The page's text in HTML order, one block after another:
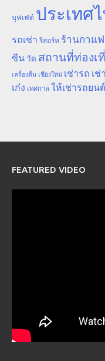
บุฟเฟ่ต์ ประเทศ
รถเช่า รีสอร์ท ร้านกาแฟ
ซีน วัด สถานที่ท่องเ
เครื่องดื่ม เชียงใหม่ เช่ารถ เช่
เก๋ง เทศกาล ให้เช่ารถยนต์
FEATURED VIDEO